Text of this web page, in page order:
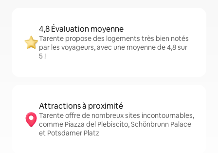
4,8 Évaluation moyenne
Tarente propose des logements très bien notés
par les voyageurs, avec une moyenne de 4,8 sur
5 !
Attractions à proximité
Tarente offre de nombreux sites incontournables,
comme Piazza del Plebiscito, Schönbrunn Palace
et Potsdamer Platz